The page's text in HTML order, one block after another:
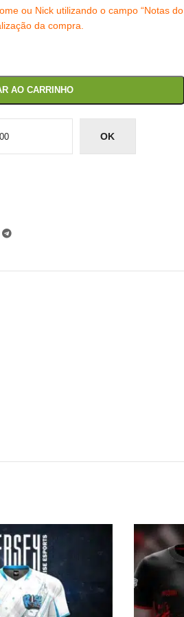
ou Nick utilizando o campo “Notas do
da compra.
AO CARRINHO
OK